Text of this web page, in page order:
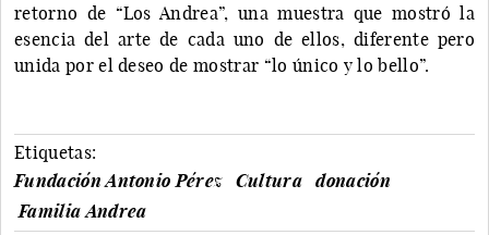
retorno de “Los Andrea”, una muestra que mostró la
esencia del arte de cada uno de ellos, diferente pero
unida por el deseo de mostrar “lo único y lo bello”.
Etiquetas:
Fundación Antonio Pérez
Cultura
donación
Familia Andrea